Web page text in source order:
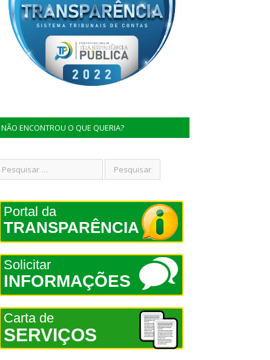
NÃO ENCONTROU O QUE QUERIA?
Portal da
TRANSPARÊNCIA
Solicitar
INFORMAÇÕES
Carta de
SERVIÇOS